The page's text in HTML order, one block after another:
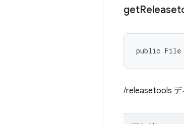
get
public File
/releasetools デ